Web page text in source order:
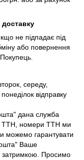
не підпадає під
або повернення
середу,
відправку
дана служба
ТТН, номери ТТН ми
можемо гарантувати
Ваше
затримкою. Просимо